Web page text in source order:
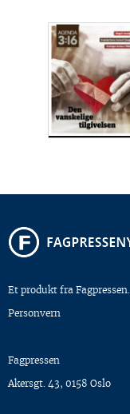
Et produkt fra Fagpressen.
Personvern
Fagpressen
Akersgt. 43, 0158 Oslo